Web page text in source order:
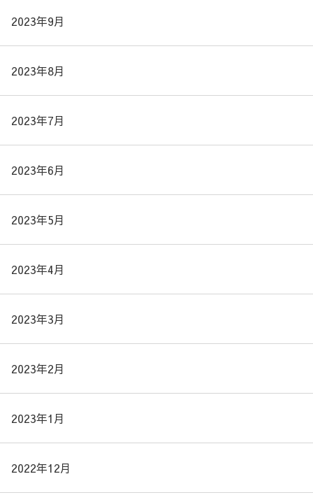
2023年9月
2023年8月
2023年7月
2023年6月
2023年5月
2023年4月
2023年3月
2023年2月
2023年1月
2022年12月